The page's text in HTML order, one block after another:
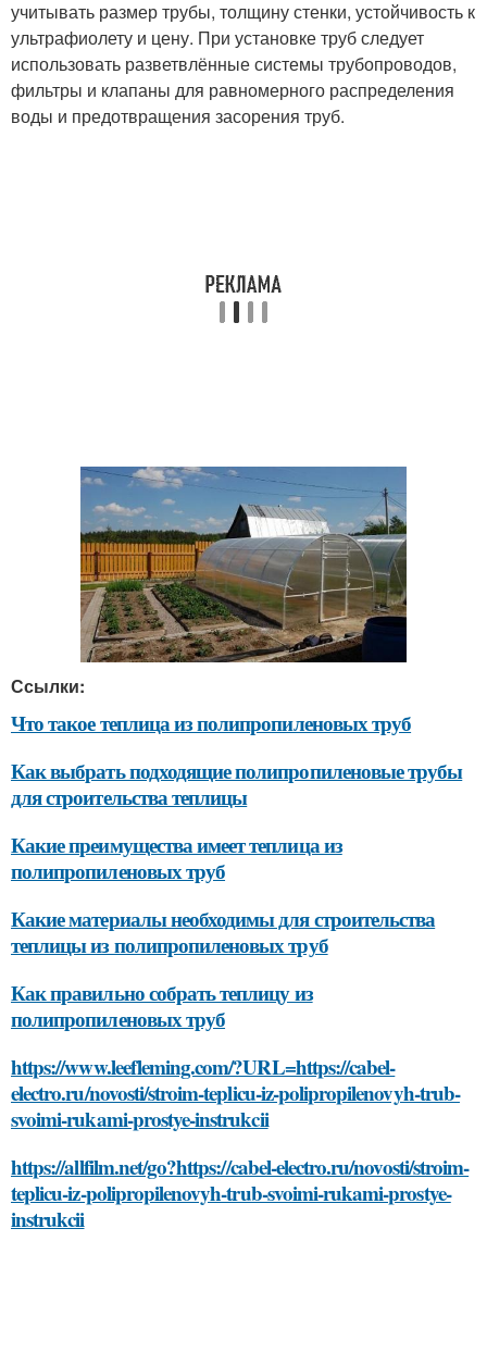
учитывать размер трубы, толщину стенки, устойчивость к
ультрафиолету и цену. При установке труб следует
использовать разветвлённые системы трубопроводов,
фильтры и клапаны для равномерного распределения
воды и предотвращения засорения труб.
Ссылки:
Что такое теплица из полипропиленовых труб
Как выбрать подходящие полипропиленовые трубы
для строительства теплицы
Какие преимущества имеет теплица из
полипропиленовых труб
Какие материалы необходимы для строительства
теплицы из полипропиленовых труб
Как правильно собрать теплицу из
полипропиленовых труб
https://www.leefleming.com/?URL=https://cabel-
electro.ru/novosti/stroim-teplicu-iz-polipropilenovyh-trub-
svoimi-rukami-prostye-instrukcii
https://allfilm.net/go?https://cabel-electro.ru/novosti/stroim-
teplicu-iz-polipropilenovyh-trub-svoimi-rukami-prostye-
instrukcii